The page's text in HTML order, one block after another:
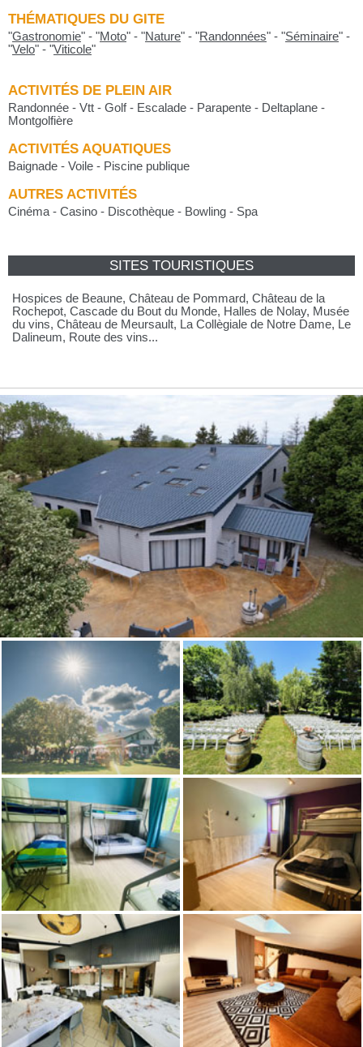
THÉMATIQUES DU GITE
"Gastronomie" - "Moto" - "Nature" - "Randonnées" - "Séminaire" -
"Velo" - "Viticole"
ACTIVITÉS DE PLEIN AIR
Randonnée - Vtt - Golf - Escalade - Parapente - Deltaplane -
Montgolfière
ACTIVITÉS AQUATIQUES
Baignade - Voile - Piscine publique
AUTRES ACTIVITÉS
Cinéma - Casino - Discothèque - Bowling - Spa
SITES TOURISTIQUES
Hospices de Beaune, Château de Pommard, Château de la
Rochepot, Cascade du Bout du Monde, Halles de Nolay, Musée
du vins, Château de Meursault, La Collègiale de Notre Dame, Le
Dalineum, Route des vins...